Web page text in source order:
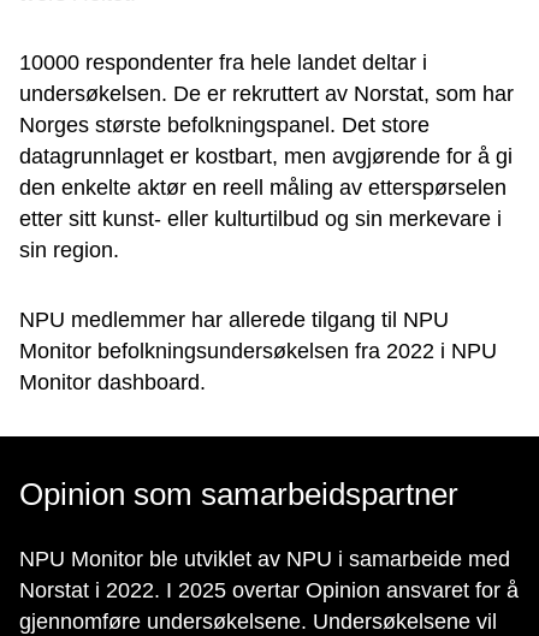
10000 respondenter fra hele landet deltar i
undersøkelsen. De er rekruttert av Norstat, som har
Norges største befolkningspanel. Det store
datagrunnlaget er kostbart, men avgjørende for å gi
den enkelte aktør en reell måling av etterspørselen
etter sitt kunst- eller kulturtilbud og sin merkevare i
sin region.
NPU medlemmer har allerede tilgang til NPU
Monitor befolkningsundersøkelsen fra 2022 i NPU
Monitor dashboard.
Opinion som samarbeidspartner
NPU Monitor ble utviklet av NPU i samarbeide med
Norstat i 2022. I 2025 overtar Opinion ansvaret for å
gjennomføre undersøkelsene. Undersøkelsene vil